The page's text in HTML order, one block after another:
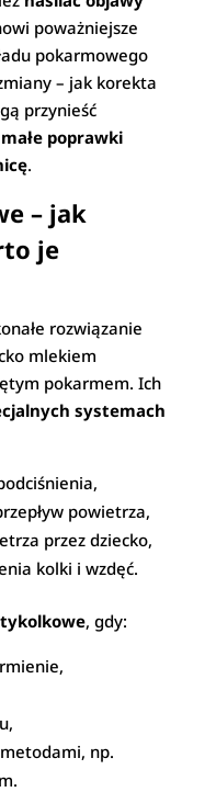
poważniejsze
pokarmowego
– jak korekta
przynieść
poprawki
.
– jak
je
rozwiązanie
mlekiem
pokarmem. Ich
systemach
powietrza,
przez dziecko,
kolki i wzdęć.
, gdy:
np.